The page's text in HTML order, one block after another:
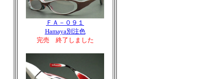
ＦＡ－０９１
Hamaya別注色
完売 終了しました